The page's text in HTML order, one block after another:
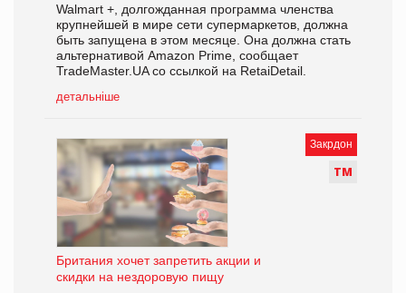
Walmart +, долгожданная программа членства
крупнейшей в мире сети супермаркетов, должна
быть запущена в этом месяце. Она должна стать
альтернативой Amazon Prime, сообщает
TradeMaster.UA со ссылкой на RetaiDetail.
детальніше
Закрдон
ТМ
Британия хочет запретить акции и
скидки на нездоровую пищу